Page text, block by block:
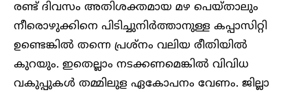
രണ്ട് ദിവസം അതിശക്തമായ മഴ പെയ്താലും
നീരൊഴുക്കിനെ പിടിച്ചുനിർത്താനുള്ള കപ്പാസിറ്റി
ഉണ്ടെങ്കിൽ തന്നെ പ്രശ്നം വലിയ രീതിയിൽ
കുറയും. ഇതെല്ലാം നടക്കണമെങ്കിൽ വിവിധ
വകുപ്പുകൾ തമ്മിലുള ഏകോപനം വേണം. ജില്ലാ